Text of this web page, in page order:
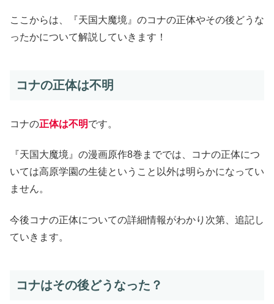
ここからは、『天国大魔境』のコナの正体やその後どうな
ったかについて解説していきます！
コナの正体は不明
コナの正体は不明です。
『天国大魔境』の漫画原作8巻まででは、コナの正体につ
いては高原学園の生徒ということ以外は明らかになってい
ません。
今後コナの正体についての詳細情報がわかり次第、追記し
ていきます。
コナはその後どうなった？